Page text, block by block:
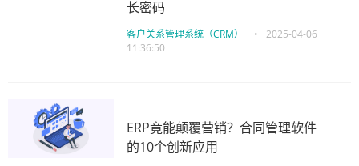
长密码
客户关系管理系统（CRM） •
2025-04-06
11:36:50
ERP竟能颠覆营销？合同管理软件
的10个创新应用